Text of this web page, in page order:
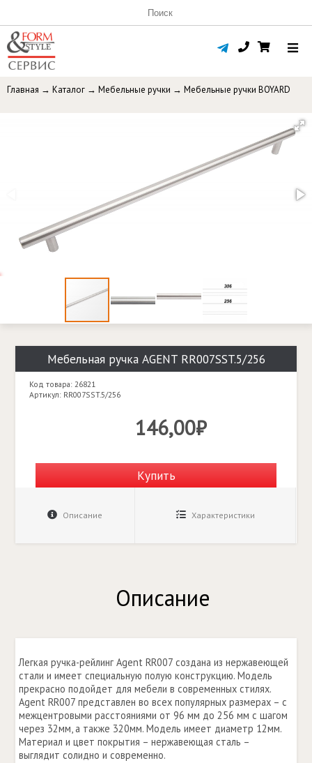
Главная → Каталог → Мебельные ручки → Мебельные ручки BOYARD
Мебельная ручка AGENT RR007SST.5/256
Код товара: 26821
Артикул: RR007SST.5/256
146,00₽
Купить
Описание Характеристики
Описание
Легкая ручка-рейлинг Аgent RR007 создана из нержавеющей
стали и имеет специальную полую конструкцию. Модель
прекрасно подойдет для мебели в современных стилях.
Аgent RR007 представлен во всех популярных размерах – с
межцентровыми расстояниями от 96 мм до 256 мм с шагом
через 32мм, а также 320мм. Модель имеет диаметр 12мм.
Материал и цвет покрытия – нержавеющая сталь –
выглядит солидно и современно.